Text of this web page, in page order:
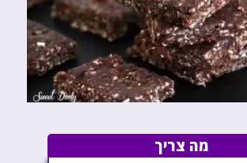
מה צריך